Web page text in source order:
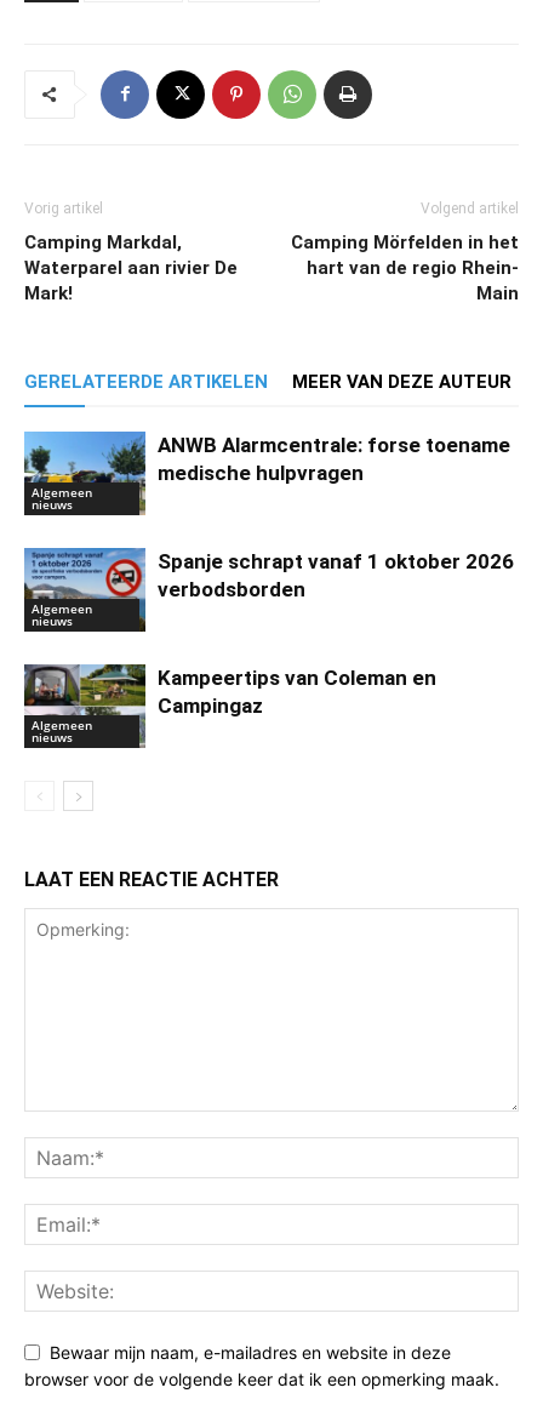
Vorig artikel
Camping Markdal,
Waterparel aan rivier De
Mark!
Volgend artikel
Camping Mörfelden in het
hart van de regio Rhein-
Main
GERELATEERDE ARTIKELEN MEER VAN DEZE AUTEUR
Algemeen
nieuws
ANWB Alarmcentrale: forse toename
medische hulpvragen
Algemeen
nieuws
Spanje schrapt vanaf 1 oktober 2026
verbodsborden
Algemeen
nieuws
Kampeertips van Coleman en
Campingaz
LAAT EEN REACTIE ACHTER
Bewaar mijn naam, e-mailadres en website in deze
browser voor de volgende keer dat ik een opmerking maak.